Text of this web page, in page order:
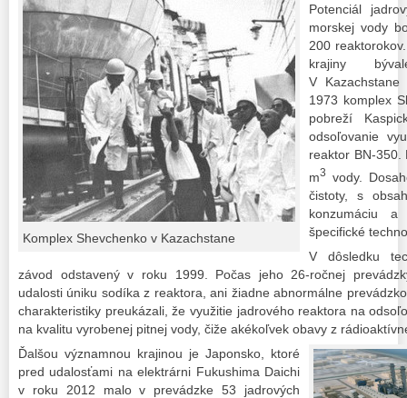
Komplex Shevchenko v Kazachstane
Potenciál
morskej vody
200
krajiny
V
1973 komplex
pobreží
odsoľovanie
reaktor BN-350.
m3 vody.
čistoty, s
konzumáciu
špecifické
V dôsledku
závod odstavený v roku 1999. Počas jeho 26-ročnej
udalosti úniku sodíka z reaktora, ani žiadne abnormálne
charakteristiky preukázali, že využitie jadrového reaktora na
na kvalitu vyrobenej pitnej vody, čiže akékoľvek obavy z
Ďalšou významnou krajinou je Japonsko, ktoré
pred udalosťami na elektrárni Fukushima Daichi
v roku 2012 malo v prevádzke 53 jadrových